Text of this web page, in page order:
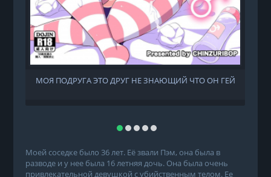
МОЯ ПОДРУГА ЭТО ДРУГ НЕ ЗНАЮЩИЙ ЧТО ОН ГЕЙ
Моей соседке было 36 лет. Её звали Пэм, она была в
разводе и у нее была 16 летняя дочь. Она была очень
привлекательной девушкой с убийственным телом. Ее